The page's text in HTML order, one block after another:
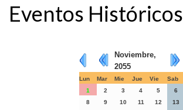
Eventos Históricos
Noviembre,
2055
Lun Mar Mie Jue Vie Sab
1
2 3 4 5 6
8
9 10 11 12 13